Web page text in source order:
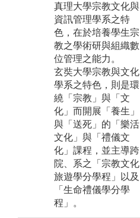
真理大學宗教文化與
資訊管理學系之特
色，在於培養學生宗
教之學術研與組織數
位管理之能力。
玄奘大學宗教與文化
學系之特色，則是環
繞「宗教」與「文
化」而開展「養生」
與「送死」的「樂活
文化」與「禮儀文
化」課程，並主導跨
院、系之「宗教文化
旅遊學分學程」以及
「生命禮儀學分學
程」。